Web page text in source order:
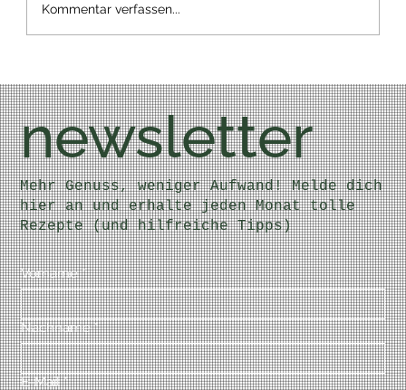
Kommentar verfassen...
newsletter
Mehr Genuss, weniger Aufwand! Melde dich
hier an und erhalte jeden Monat tolle
Rezepte (und hilfreiche Tipps)
Vorname *
Nachname *
E-Mail *